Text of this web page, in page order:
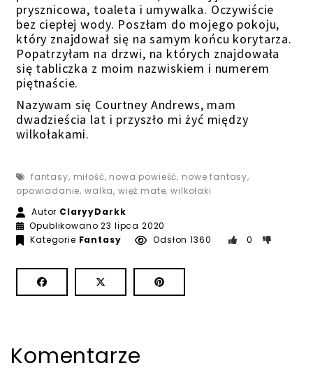
prysznicowa, toaleta i umywalka. Oczywiście
bez ciepłej wody. Poszłam do mojego pokoju,
który znajdował się na samym końcu korytarza.
Popatrzyłam na drzwi, na których znajdowała
się tabliczka z moim nazwiskiem i numerem
piętnaście.
Nazywam się Courtney Andrews, mam
dwadzieścia lat i przyszło mi żyć między
wilkołakami.
fantasy, miłość, nowa powieść, nowe fantasy,
opowiadanie,walka, więź mate,wilkołaki
Autor ClaryyDarkk
Opublikowano23 lipca 2020
Kategorie Fantasy Odsłon 1360 0
Komentarze